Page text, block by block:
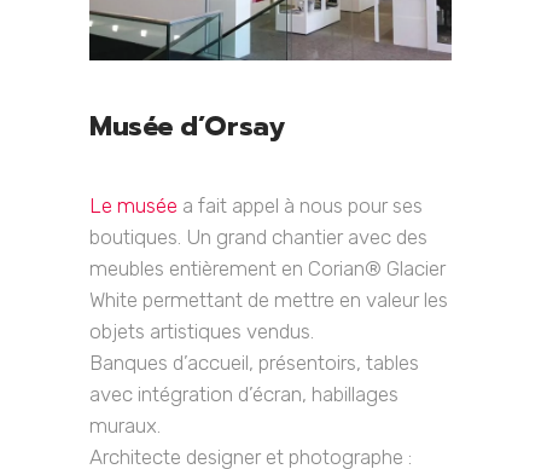
Musée d’Orsay
Le musée a fait appel à nous pour ses
boutiques. Un grand chantier avec des
meubles entièrement en Corian® Glacier
White permettant de mettre en valeur les
objets artistiques vendus.
Banques d’accueil, présentoirs, tables
avec intégration d’écran, habillages
muraux.
Architecte designer et photographe :